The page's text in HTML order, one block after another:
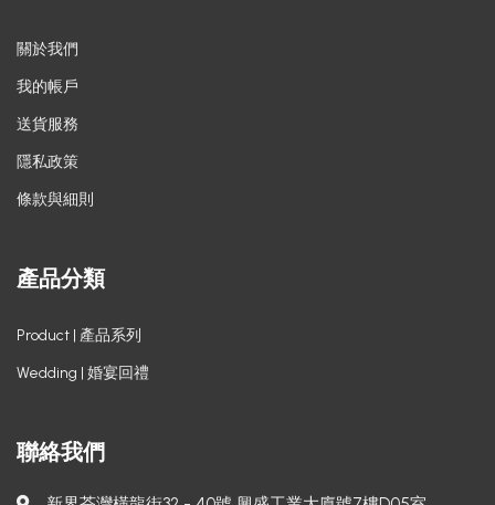
關於我們
我的帳戶
送貨服務
隱私政策
條款與細則
產品分類
Product | 產品系列
Wedding | 婚宴回禮
聯絡我們